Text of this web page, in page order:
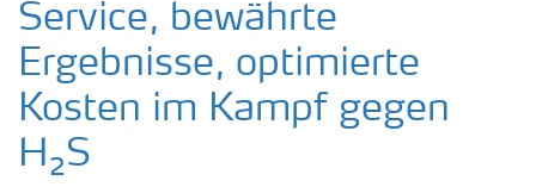
Service, bewährte
Ergebnisse, optimierte
Kosten im Kampf gegen
H₂S